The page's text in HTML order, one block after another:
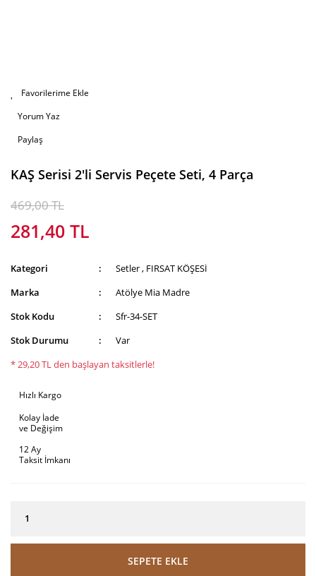
Yorum Yaz
Paylaş
KAŞ Serisi 2'li Servis Peçete Seti, 4 Parça
469,00 TL
281,40 TL
Kategori Setler, FIRSAT KÖŞESİ
Marka
Atölye Mia Madre
Stok Kodu
Sfr-34-SET
Stok Durumu
Var
* 29,20 TL den başlayan taksitlerle!
Hızlı Kargo
Kolay İade
ve Değişim
12 Ay
Taksit İmkanı
SEPETE EKLE